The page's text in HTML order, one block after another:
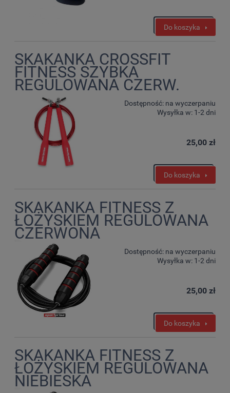
Do koszyka
SKAKANKA CROSSFIT
FITNESS SZYBKA
REGULOWANA CZERW.
Dostępność: na wyczerpaniu
Wysyłka w: 1-2 dni
25,00 zł
Do koszyka
SKAKANKA FITNESS Z
ŁOŻYSKIEM REGULOWANA
CZERWONA
Dostępność: na wyczerpaniu
Wysyłka w: 1-2 dni
25,00 zł
Do koszyka
SKAKANKA FITNESS Z
ŁOŻYSKIEM REGULOWANA
NIEBIESKA